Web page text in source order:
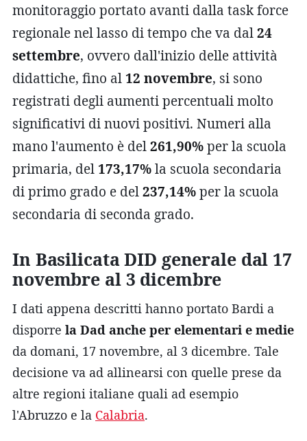
monitoraggio portato avanti dalla task force
regionale nel lasso di tempo che va dal24
settembre, ovvero dall'inizio delle attività
didattiche, fino al 12 novembre, si sono
registrati degli aumenti percentuali molto
significativi di nuovi positivi. Numeri alla
mano l'aumento è del261,90%per la scuola
primaria, del 173,17%la scuola secondaria
di primo grado e del237,14%per la scuola
secondaria di seconda grado.
In Basilicata DID generale dal 17
novembre al 3 dicembre
I dati appena descritti hanno portato Bardi a
disporre la Dad anche per elementari e medie
da domani, 17 novembre, al 3 dicembre. Tale
decisione va ad allinearsi con quelle prese da
altre regioni italiane quali ad esempio
l'Abruzzo e la Calabria.